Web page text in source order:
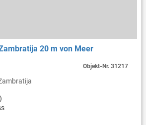
20 m von Meer
Objekt-Nr.31217